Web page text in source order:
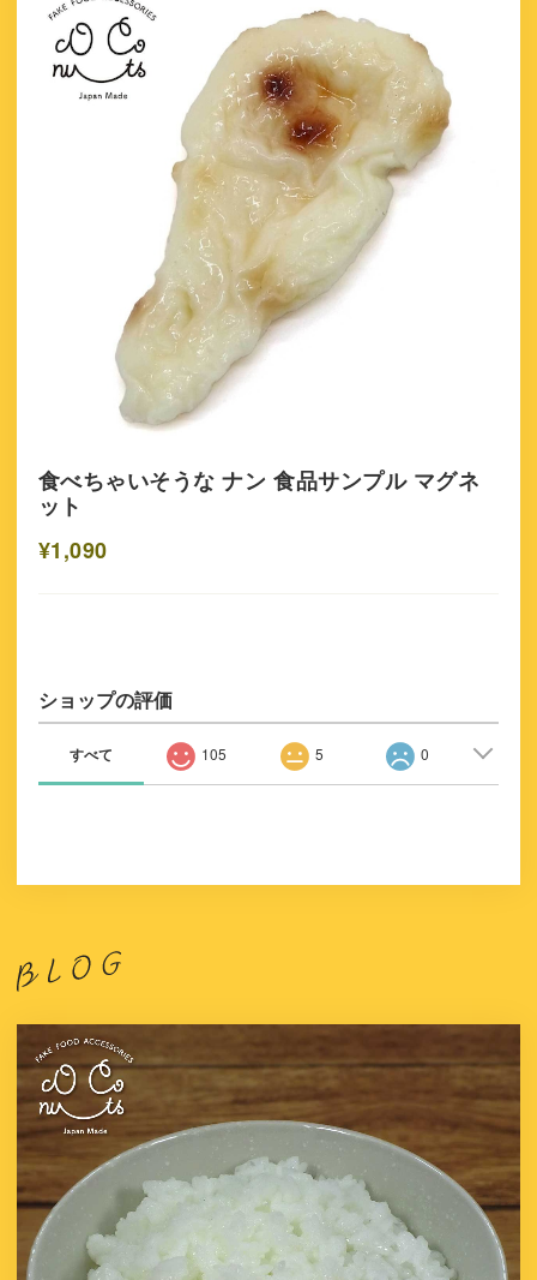
食べちゃいそうな ナン 食品サンプル マグネ
ット
¥1,090
ショップの評価
すべて 105 5 0